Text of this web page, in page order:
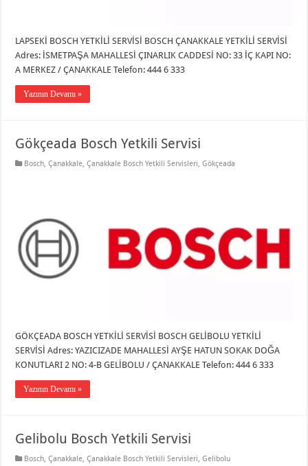
LAPSEKİ BOSCH YETKİLİ SERVİSİ BOSCH ÇANAKKALE YETKİLİ SERVİSİ
Adres: İSMETPAŞA MAHALLESİ ÇINARLIK CADDESİ NO: 33 İÇ KAPI NO:
A MERKEZ / ÇANAKKALE Telefon: 444 6 333
Yazının Devamı »
Gökçeada Bosch Yetkili Servisi
Bosch ,Çanakkale ,Çanakkale Bosch Yetkili Servisleri ,Gökçeada
GÖKÇEADA BOSCH YETKİLİ SERVİSİ BOSCH GELİBOLU YETKİLİ
SERVİSİ Adres: YAZICIZADE MAHALLESİ AYŞE HATUN SOKAK DOĞA
KONUTLARI 2 NO: 4-B GELİBOLU / ÇANAKKALE Telefon: 444 6 333
Yazının Devamı »
Gelibolu Bosch Yetkili Servisi
Bosch,Çanakkale,Çanakkale Bosch Yetkili Servisleri,Gelibolu